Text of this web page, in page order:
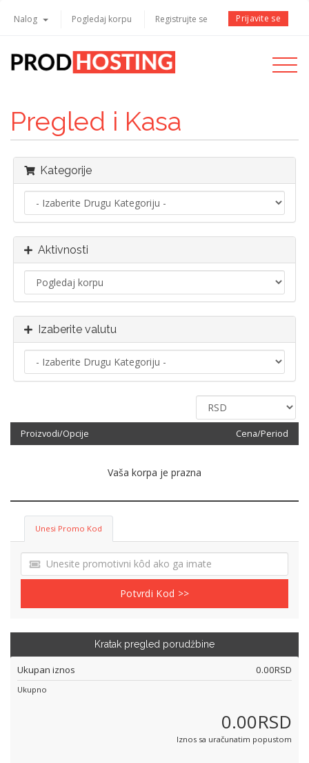
Nalog Pogledaj korpu Registrujte se Prijavite se
Toggle
Pregled i Kasa
Kategorije
Aktivnosti
Izaberite valutu
Proizvodi/Opcije Cena/Period
Vaša korpa je prazna
Unesi Promo Kod
Potvrdi Kod >>
Kratak pregled porudžbine
Ukupan iznos 0.00RSD
Ukupno
0.00RSD
Iznos sa uračunatim popustom